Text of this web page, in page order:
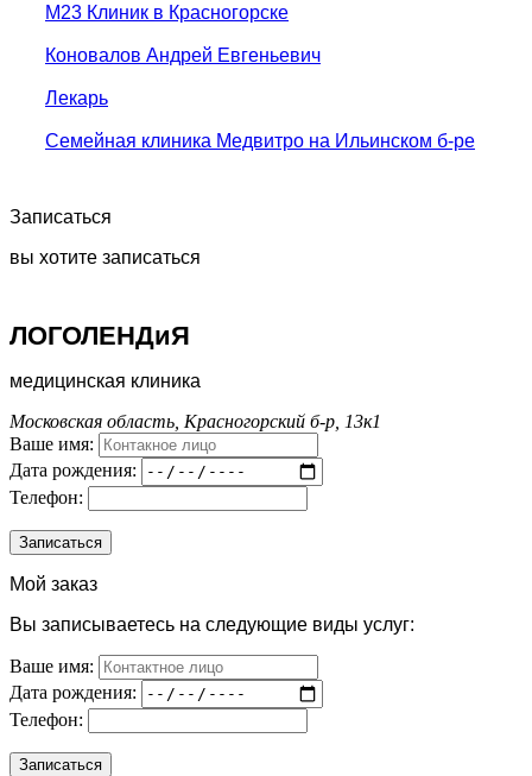
М23 Клиник в Красногорске
Коновалов Андрей Евгеньевич
Лекарь
Семейная клиника Медвитро на Ильинском б-ре
Записаться
вы хотите записаться
ЛОГОЛЕНДиЯ
медицинская клиника
Московская область, Красногорский б-р, 13к1
Ваше имя:
Дата рождения:
Телефон:
Мой заказ
Вы записываетесь на следующие виды услуг:
Ваше имя:
Дата рождения:
Телефон: